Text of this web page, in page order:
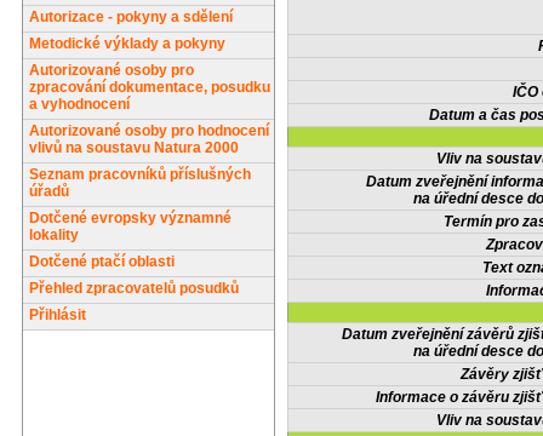
Autorizace - pokyny a sdělení
Metodické výklady a pokyny
Autorizované osoby pro
zpracování dokumentace, posudku
a vyhodnocení
Autorizované osoby pro hodnocení
vlivů na soustavu Natura 2000
Seznam pracovníků příslušných
úřadů
Dotčené evropsky významné
lokality
Dotčené ptačí oblasti
Přehled zpracovatelů posudků
Přihlásit
IČO
Datum a čas
Vliv na
Datum zveřejnění
na úřední desce
Termín pro
Text
Datum zveřejnění závěrů
na úřední desce
Závěry
Informace o závěru
Vliv na